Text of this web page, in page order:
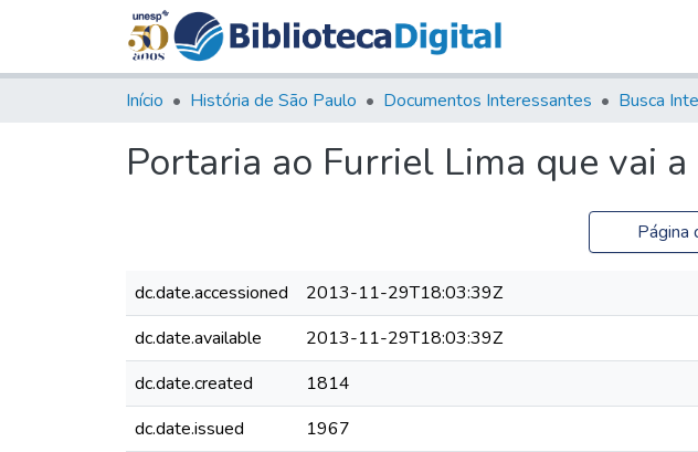
Início História de São Paulo Documentos Interessantes Busca
Portaria ao Furriel Lima que vai
Página
dc.date.accessioned
2013-11-29T18:03:39Z
dc.date.available
2013-11-29T18:03:39Z
dc.date.created
1814
dc.date.issued
1967